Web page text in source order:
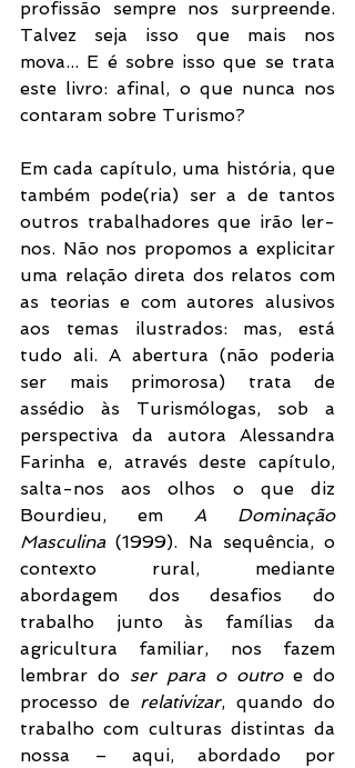
profissão sempre nos surpreende.
Talvez seja isso que mais nos
mova... E é sobre isso que se trata
este livro: afinal, o que nunca nos
contaram sobre Turismo?
Em cada capítulo, uma história, que
também pode(ria) ser a de tantos
outros trabalhadores que irão ler-
nos. Não nos propomos a explicitar
uma relação direta dos relatos com
as teorias e com autores alusivos
aos temas ilustrados: mas, está
tudo ali. A abertura (não poderia
ser mais primorosa) trata de
assédio às Turismólogas, sob a
perspectiva da autora Alessandra
Farinha e, através deste capítulo,
salta-nos aos olhos o que diz
Bourdieu, em A Dominação
Masculina (1999). Na sequência, o
contexto rural, mediante
abordagem dos desafios do
trabalho junto às famílias da
agricultura familiar, nos fazem
lembrar do ser para o outro e do
processo de relativizar, quando do
trabalho com culturas distintas da
nossa – aqui, abordado por